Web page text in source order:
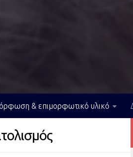
& επιμορφωτικό υλικό